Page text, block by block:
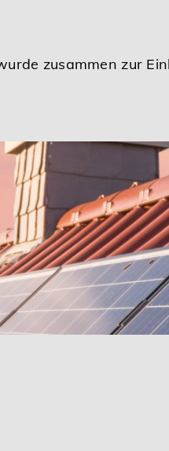
zusammen zur